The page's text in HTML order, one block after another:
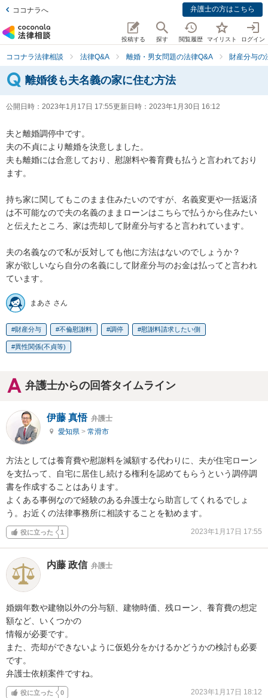
ココナラへ 弁護士の方はこちら
投稿する 探す 閲覧履歴 マイリスト ログイン
ココナラ法律相談 法律Q&A 離婚・男女問題の法律Q&A 財産分与の
離婚後も夫名義の家に住む方法
公開日時： 2023年1月17日 17:55更新日時： 2023年1月30日 16:12
夫と離婚調停中です。
夫の不貞により離婚を決意しました。
夫も離婚には合意しており、慰謝料や養育費も払うと言われており
ます。
持ち家に関してもこのまま住みたいのですが、名義変更や一括返済
は不可能なので夫の名義のままローンはこちらで払うから住みたい
と伝えたところ、家は売却して財産分与すると言われています。
夫の名義なので私が反対しても他に方法はないのでしょうか？
家が欲しいなら自分の名義にして財産分与のお金は払ってと言われ
ています。
まあさ さん
財産分与 不倫慰謝料 調停 慰謝料請求したい側
異性関係(不貞等)
弁護士からの回答タイムライン
伊藤 真悟 弁護士
愛知県 > 常滑市
方法としては養育費や慰謝料を減額する代わりに、夫が住宅ローン
を支払って、自宅に居住し続ける権利を認めてもらうという調停調
書を作成することはあります。
よくある事例なので経験のある弁護士なら助言してくれるでしょ
う。お近くの法律事務所に相談することを勧めます。
役に立った 1 2023年1月17日 17:55
内藤 政信 弁護士
婚姻年数や建物以外の分与額、建物時価、残ローン、養育費の想定
額など、いくつかの
情報が必要です。
また、売却ができないように仮処分をかけるかどうかの検討も必要
です。
弁護士依頼案件ですね。
役に立った 0 2023年1月17日 18:12